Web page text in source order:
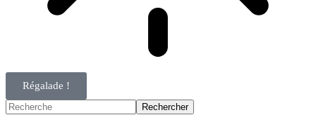
Régalade !